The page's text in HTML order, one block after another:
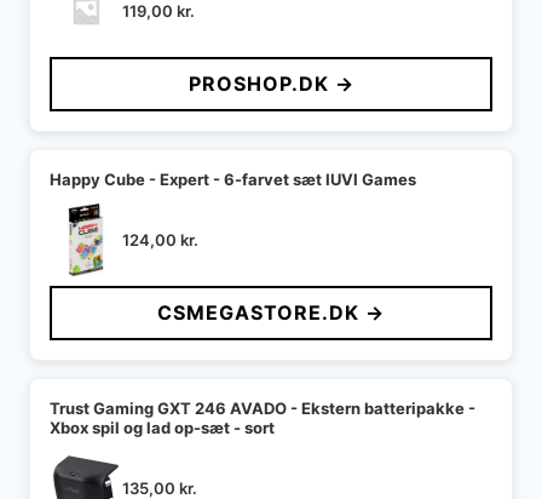
119,00 kr.
PROSHOP.DK →
Happy Cube - Expert - 6-farvet sæt IUVI Games
124,00 kr.
CSMEGASTORE.DK →
Trust Gaming GXT 246 AVADO - Ekstern batteripakke -
Xbox spil og lad op-sæt - sort
135,00 kr.